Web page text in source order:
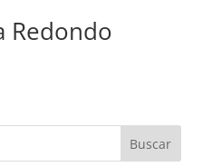
Redondo